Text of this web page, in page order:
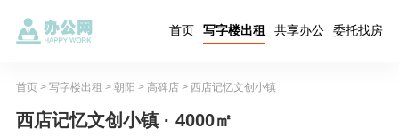
首页 写字楼出租 共享办公 委托找房
首页> 写字楼出租 > 朝阳 > 高碑店> 西店记忆文创小镇
西店记忆文创小镇 · 4000㎡